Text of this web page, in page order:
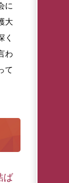
に
大
く
わ
て
ば